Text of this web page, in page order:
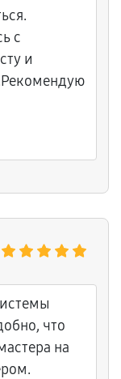
с
и
что
на